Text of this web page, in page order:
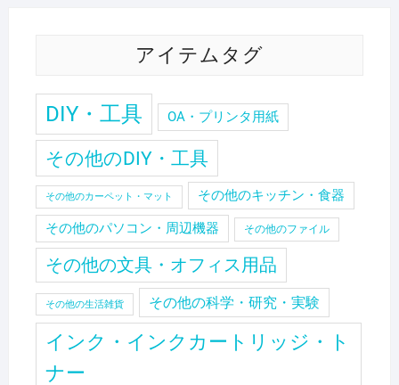
アイテムタグ
DIY・工具 OA・プリンタ用紙
その他のDIY・工具
その他のカーペット・マット その他のキッチン・食器
その他のパソコン・周辺機器 その他のファイル
その他の文具・オフィス用品
その他の生活雑貨 その他の科学・研究・実験
インク・インクカートリッジ・ト
ナー